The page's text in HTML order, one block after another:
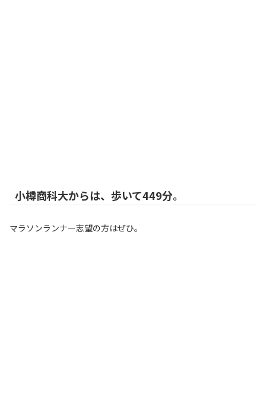
小樽商科大からは、歩いて449分。
マラソンランナー志望の方はぜひ。